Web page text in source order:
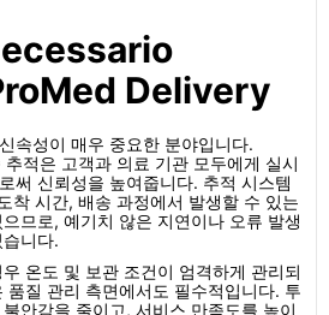
Delivery
속성이 매우 중요한 분야입니다.
적은 고객과 의료 기관 모두에게 실시
써 신뢰성을 높여줍니다. 추적 시스템
착 시간, 배송 과정에서 발생할 수 있는
므로, 예기치 않은 지연이나 오류 발생
니다.
온도 및 보관 조건이 엄격하게 관리되
품질 관리 측면에서도 필수적입니다. 투
안감을 줄이고, 서비스 만족도를 높이